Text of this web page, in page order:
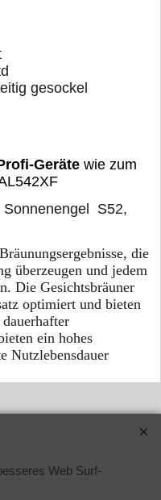
gesockel
Geräte wie zum
Sonnenengel S52,
die
überzeugen und jedem
Die Gesichtsbräuner
optimiert und bieten
ein hohes
Nutzlebensdauer
Web Surf-